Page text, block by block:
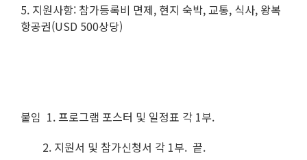
5. 지원사항: 참가등록비 면제, 현지 숙박, 교통, 식사, 왕복
항공권(USD 500상당)
붙임 1. 프로그램 포스터 및 일정표 각 1부.
2. 지원서 및 참가신청서 각 1부. 끝.